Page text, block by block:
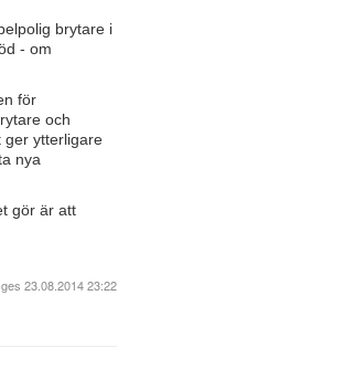
brytare i
- om
för
och
ger ytterligare
nya
gör är att
23.08.2014 23:22